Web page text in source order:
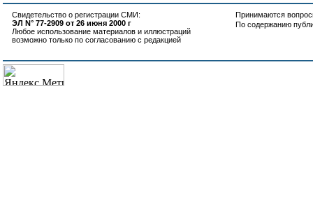
Свидетельство о регистрации СМИ:
ЭЛ N° 77-2909 от 26 июня 2000 г
Любое использование материалов и иллюстраций
возможно только по согласованию с редакцией
Принимаются
По содержанию